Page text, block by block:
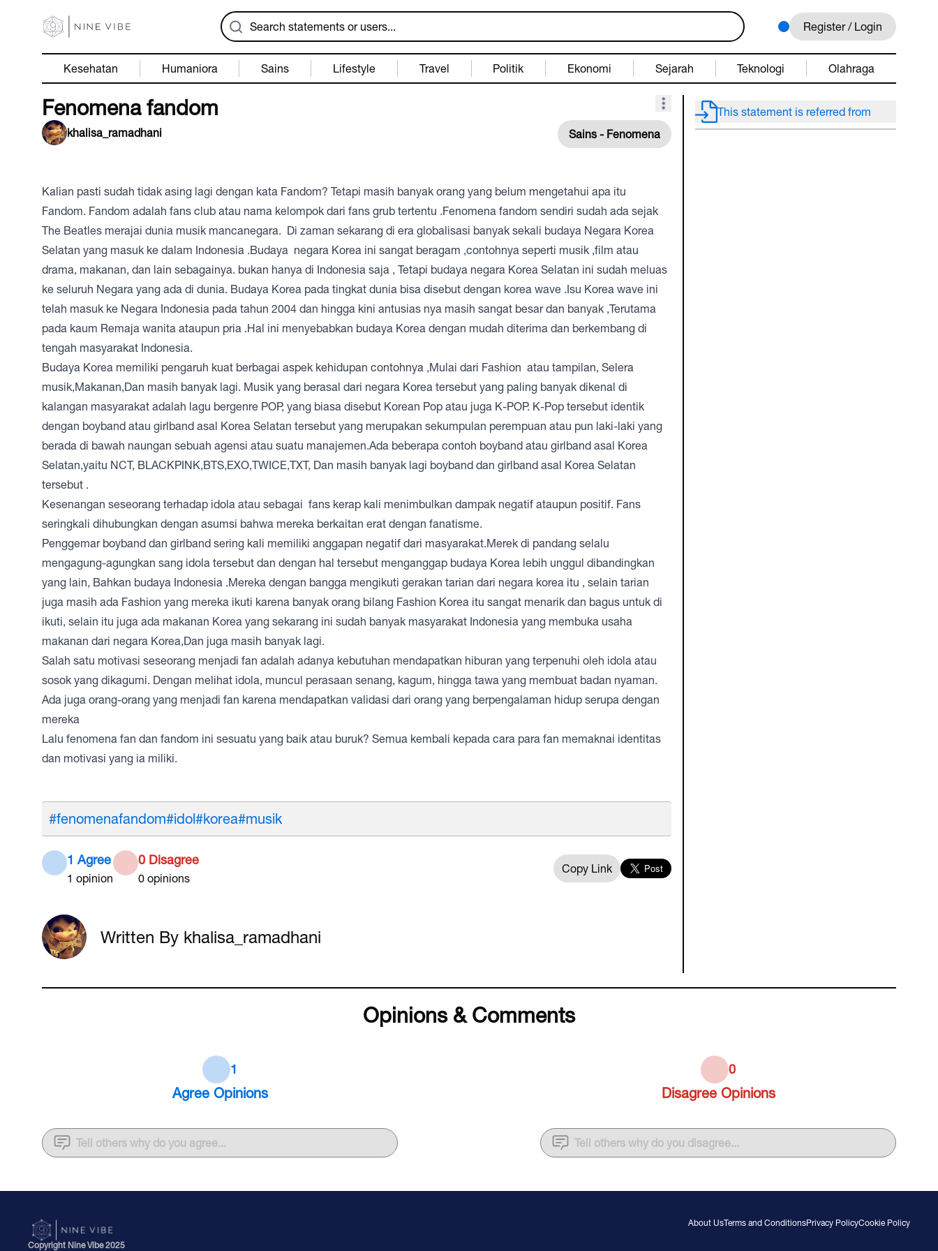
Register / Login
Kesehatan Humaniora Sains Lifestyle Travel Politik Ekonomi Sejarah Teknologi Olahraga
Fenomena fandom
khalisa_ramadhani Sains - Fenomena
Kalian pasti sudah tidak asing lagi dengan kata Fandom? Tetapi masih banyak orang yang belum mengetahui apa itu
Fandom. Fandom adalah fans club atau nama kelompok dari fans grub tertentu .Fenomena fandom sendiri sudah ada sejak
The Beatles merajai dunia musik mancanegara. Di zaman sekarang di era globalisasi banyak sekali budaya Negara Korea
Selatan yang masuk ke dalam Indonesia .Budaya negara Korea ini sangat beragam ,contohnya seperti musik ,film atau
drama, makanan, dan lain sebagainya. bukan hanya di Indonesia saja , Tetapi budaya negara Korea Selatan ini sudah meluas
ke seluruh Negara yang ada di dunia. Budaya Korea pada tingkat dunia bisa disebut dengan korea wave .Isu Korea wave ini
telah masuk ke Negara Indonesia pada tahun 2004 dan hingga kini antusias nya masih sangat besar dan banyak ,Terutama
pada kaum Remaja wanita ataupun pria .Hal ini menyebabkan budaya Korea dengan mudah diterima dan berkembang di
tengah masyarakat Indonesia.
Budaya Korea memiliki pengaruh kuat berbagai aspek kehidupan contohnya ,Mulai dari Fashion atau tampilan, Selera
musik,Makanan,Dan masih banyak lagi. Musik yang berasal dari negara Korea tersebut yang paling banyak dikenal di
kalangan masyarakat adalah lagu bergenre POP, yang biasa disebut Korean Pop atau juga K-POP. K-Pop tersebut identik
dengan boyband atau girlband asal Korea Selatan tersebut yang merupakan sekumpulan perempuan atau pun laki-laki yang
berada di bawah naungan sebuah agensi atau suatu manajemen.Ada beberapa contoh boyband atau girlband asal Korea
Selatan,yaitu NCT, BLACKPINK,BTS,EXO,TWICE,TXT, Dan masih banyak lagi boyband dan girlband asal Korea Selatan
tersebut .
Kesenangan seseorang terhadap idola atau sebagai fans kerap kali menimbulkan dampak negatif ataupun positif. Fans
seringkali dihubungkan dengan asumsi bahwa mereka berkaitan erat dengan fanatisme.
Penggemar boyband dan girlband sering kali memiliki anggapan negatif dari masyarakat.Merek di pandang selalu
mengagung-agungkan sang idola tersebut dan dengan hal tersebut menganggap budaya Korea lebih unggul dibandingkan
yang lain, Bahkan budaya Indonesia .Mereka dengan bangga mengikuti gerakan tarian dari negara korea itu , selain tarian
juga masih ada Fashion yang mereka ikuti karena banyak orang bilang Fashion Korea itu sangat menarik dan bagus untuk di
ikuti, selain itu juga ada makanan Korea yang sekarang ini sudah banyak masyarakat Indonesia yang membuka usaha
makanan dari negara Korea,Dan juga masih banyak lagi.
Salah satu motivasi seseorang menjadi fan adalah adanya kebutuhan mendapatkan hiburan yang terpenuhi oleh idola atau
sosok yang dikagumi. Dengan melihat idola, muncul perasaan senang, kagum, hingga tawa yang membuat badan nyaman.
Ada juga orang-orang yang menjadi fan karena mendapatkan validasi dari orang yang berpengalaman hidup serupa dengan
mereka
Lalu fenomena fan dan fandom ini sesuatu yang baik atau buruk? Semua kembali kepada cara para fan memaknai identitas
dan motivasi yang ia miliki.
#fenomenafandom#idol#korea#musik
1 Agree
1 opinion
0 Disagree
0 opinions
Copy Link
Written By khalisa_ramadhani
This statement is referred from
Opinions & Comments
1
Agree Opinions
0
Disagree Opinions
Tell others why do you agree... Tell others why do you disagree...
Copyright Nine Vibe 2025
About UsTerms and ConditionsPrivacy PolicyCookie Policy